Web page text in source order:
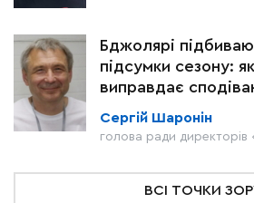
Бджолярі
підсумки сезону:
виправдає
Сергій Шаронін
голова ради директорів
ВСІ ТОЧКИ